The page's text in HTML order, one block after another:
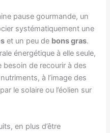
pause gourmande, un
systématiquement une
et un peu de bons gras.
énergétique à elle seule,
besoin de recourir à des
à l’image des
le solaire ou l’éolien sur
en plus d’être